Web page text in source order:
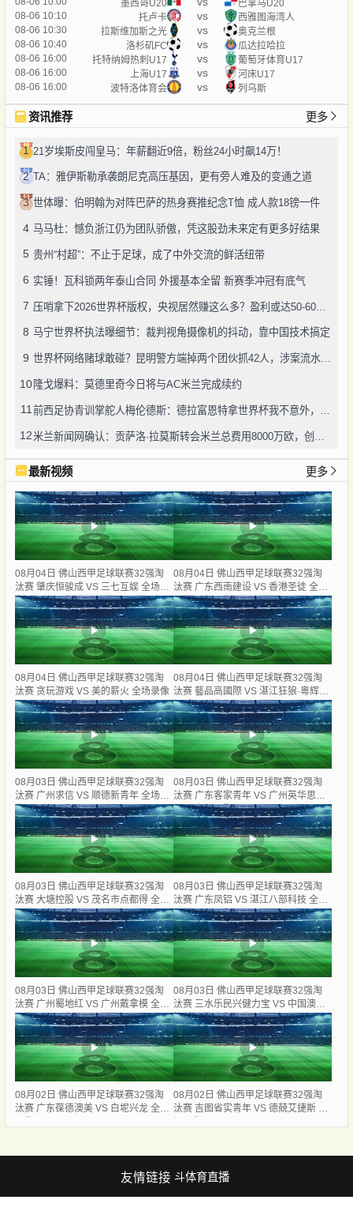
墨西哥U20
巴拿马U20
08-06 10:10
托卢卡 vs
西雅图海湾人
08-06 10:30
拉斯维加斯之光 vs
奥克兰根
08-06 10:40
洛杉矶FC vs
瓜达拉哈拉
08-06 16:00
托特纳姆热刺U17 vs
葡萄牙体育U17
08-06 16:00
上海U17 vs
河床U17
08-06 16:00
波特洛体育会 vs 列乌斯
资讯推荐 更多
1 21岁埃斯皮闯皇马：年薪翻近9倍，粉丝24小时飙14万！
2 TA：雅伊斯勒承袭朗尼克高压基因，更有旁人难及的变通之道
3 世体曝：伯明翰为对阵巴萨的热身赛推纪念T恤 成人款18镑一件
4 马马杜：憾负浙江仍为团队骄傲，凭这股劲未来定有更多好结果
5 贵州“村超”：不止于足球，成了中外交流的鲜活纽带
6 实锤！瓦科锁两年泰山合同 外援基本全留 新赛季冲冠有底气
7 压哨拿下2026世界杯版权，央视居然赚这么多？盈利或达50-60亿！
8 马宁世界杯执法曝细节：裁判视角摄像机的抖动，靠中国技术搞定
9 世界杯网络赌球敢碰？昆明警方端掉两个团伙抓42人，涉案流水超三千万
10 隆戈爆料：莫德里奇今日将与AC米兰完成续约
11
12
最新视频 更多
08月04日 佛山西甲足球联赛32强淘
汰赛 肇庆恒骏成 VS 三七互娱 全场录
像
08月04日 佛山西甲足球联赛32强淘
汰赛 广东西南建设 VS 香港圣徒 全场
录像
08月04日 佛山西甲足球联赛32强淘
汰赛 贪玩游戏 VS 美的薪火 全场录像
08月04日 佛山西甲足球联赛32强淘
汰赛 藝品高國際 VS 湛江狂狼·粵辉能
源 全场录像
08月03日 佛山西甲足球联赛32强淘
汰赛 广州求信 VS 顺德新青年 全场录
像
08月03日 佛山西甲足球联赛32强淘
汰赛 广东客家青年 VS 广州英华思力
U17 全场录像
08月03日 佛山西甲足球联赛32强淘
汰赛 大塘控股 VS 茂名市点都得 全场
录像
08月03日 佛山西甲足球联赛32强淘
汰赛 广东凤铝 VS 湛江八部科技 全场
录像
08月03日 佛山西甲足球联赛32强淘
汰赛 广州蜀地红 VS 广州戴拿模 全场
录像
08月03日 佛山西甲足球联赛32强淘
汰赛 三水乐民兴健力宝 VS 中国澳门
澳科精英 全场录像
08月02日 佛山西甲足球联赛32强淘
汰赛 广东葆德澳美 VS 白坭兴龙 全场
08月02日 佛山西甲足球联赛32强淘
汰赛 吉图省实青年 VS 德兢艾捷斯 全
友情链接 斗体育直播